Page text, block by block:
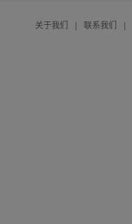
关于我们 | 联系我们 |